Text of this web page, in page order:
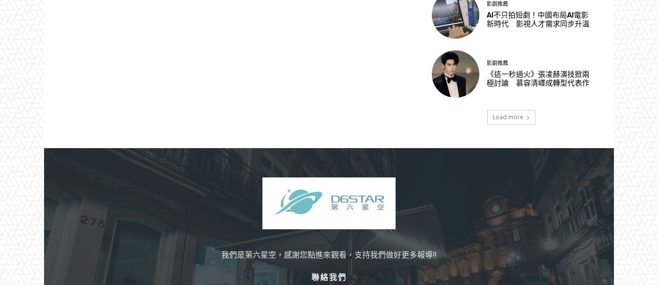
影劇推薦
AI不只拍短劇！中國布局AI電影
新時代 影視人才需求同步升溫
影劇推薦
《這一秒過火》張凌赫演技掀兩
極討論 慕容清嶧成轉型代表作
Load more
我們是第六星空，感謝您點進來觀看，支持我們做好更多報導!!
聯絡我們